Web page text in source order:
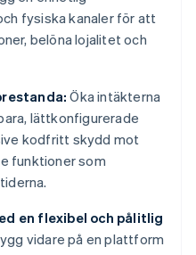
fysiska kanaler för att
belöna lojalitet och
Öka intäkterna
lättkonfigurerade
kodfritt skydd mot
funktioner som
en flexibel och pålitlig
vidare på en plattform